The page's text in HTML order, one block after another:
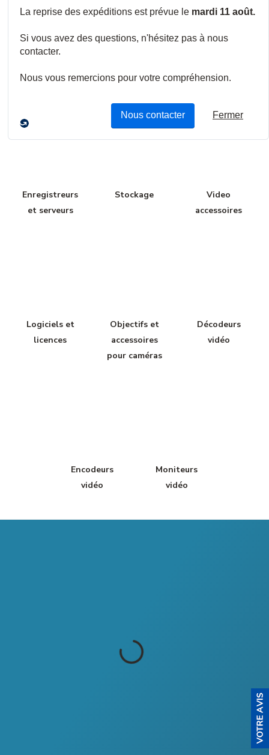
Caméras HDoC
Supports
Enregistreurs
et serveurs
Stockage
Video
accessoires
Logiciels et
licences
Objectifs et
accessoires
pour caméras
Décodeurs
vidéo
Encodeurs
vidéo
Moniteurs
vidéo